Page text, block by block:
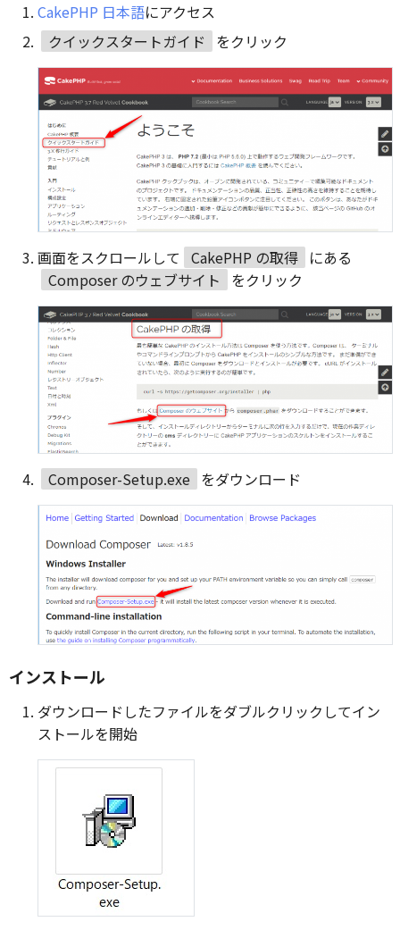
CakePHP 日本語にアクセス
クイックスタートガイド
をクリック
画面をスクロールして CakePHP の取得 にある
Composer のウェブサイト
をクリック
Composer-Setup.exe をダウンロード
インストール
ダウンロードしたファイルをダブルクリックしてイン
ストールを開始